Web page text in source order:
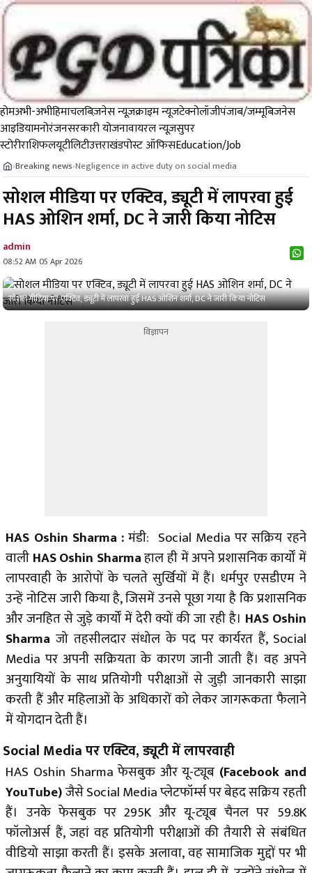
होमअभी-अभीहिमाचलबिज़नेस न्यूज़क्राइम न्यूजटेक्नोलॉजीपंजाब/जम्मूबिजनेस
आइडियामनोरंजनसरकारी योजनावायरल न्यूज़सुपर
स्टोरीराशिफलयूटीलिटीउत्तराखंडपोस्ट ऑफिसEducation/Job
›Breaking news›Negligence in active duty on social media
सोशल मीडिया पर एक्टिव, ड्यूटी में लापरवा हुई
HAS ओशिन शर्मा, DC ने जारी किया नोटिस
admin
08:52 AM 05 Apr 2026
सोशल मीडिया पर एक्टिव, ड्यूटी में लापरवा हुई HAS ओशिन शर्मा, DC ने जारी किया नोटिस
विज्ञापन
HAS Oshin Sharma :मंडी: Social Media पर सक्रिय रहने
वालीHAS Oshin Sharmaहाल ही में अपने प्रशासनिक कार्यों में
लापरवाही के आरोपों के चलते सुर्खियों में हैं। धर्मपुर एसडीएम ने
उन्हें नोटिस जारी किया है, जिसमें उनसे पूछा गया है कि प्रशासनिक
और जनहित से जुड़े कार्यों में देरी क्यों की जा रही है। HAS Oshin
Sharma जो तहसीलदार संधोल के पद पर कार्यरत हैं, Social
Media पर अपनी सक्रियता के कारण जानी जाती हैं। वह अपने
अनुयायियों के साथ प्रतियोगी परीक्षाओं से जुड़ी जानकारी साझा
करती हैं और महिलाओं के अधिकारों को लेकर जागरूकता फैलाने
में योगदान देती हैं।
Social Mediaपर एक्टिव, ड्यूटी में लापरवाही
HAS Oshin Sharma फेसबुक और यू-ट्यूब (Facebook and
YouTube)जैसे Social Media प्लेटफॉर्म्स पर बेहद सक्रिय रहती
हैं। उनके फेसबुक पर 295K और यू-ट्यूब चैनल पर 59.8K
फॉलोअर्स हैं, जहां वह प्रतियोगी परीक्षाओं की तैयारी से संबंधित
वीडियो साझा करती हैं। इसके अलावा, वह सामाजिक मुद्दों पर भी